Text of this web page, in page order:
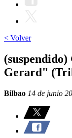
< Volver
Gerard"
Bilbao 14 de junio